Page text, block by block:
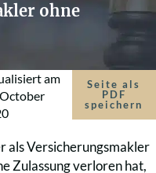
ohne
am
Seite als
PDF
speichern
als Versicherungsmakler
Zulassung verloren hat,